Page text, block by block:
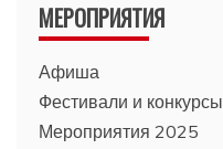
МЕРОПРИЯТИЯ
Афиша
Фестивали и конкурсы
Мероприятия 2025